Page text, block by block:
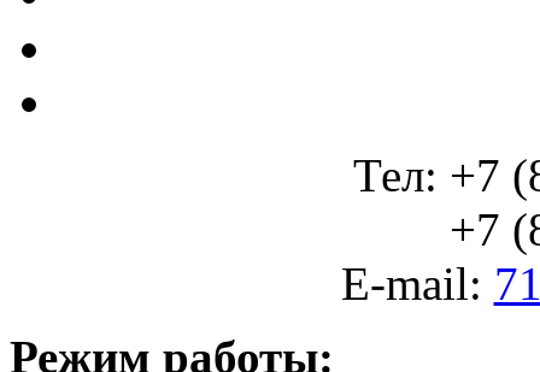
Тел: +7
+7
E-mail:
Режим работы: